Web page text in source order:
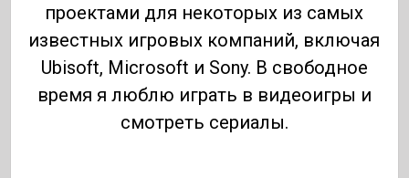
проектами для некоторых из самых
известных игровых компаний, включая
Ubisoft, Microsoft и Sony. В свободное
время я люблю играть в видеоигры и
смотреть сериалы.